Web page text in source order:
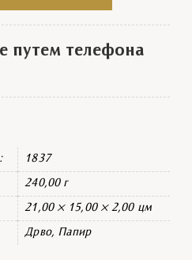
путем телефона
1837
240,00 г
21,00 × 15,00 × 2,00 цм
Дрво, Папир